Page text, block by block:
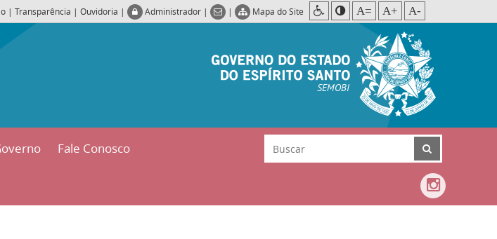
| Transparência | Ouvidoria | Administrador | | Mapa do Site A= A+ A-
SEMOBI
Fale Conosco